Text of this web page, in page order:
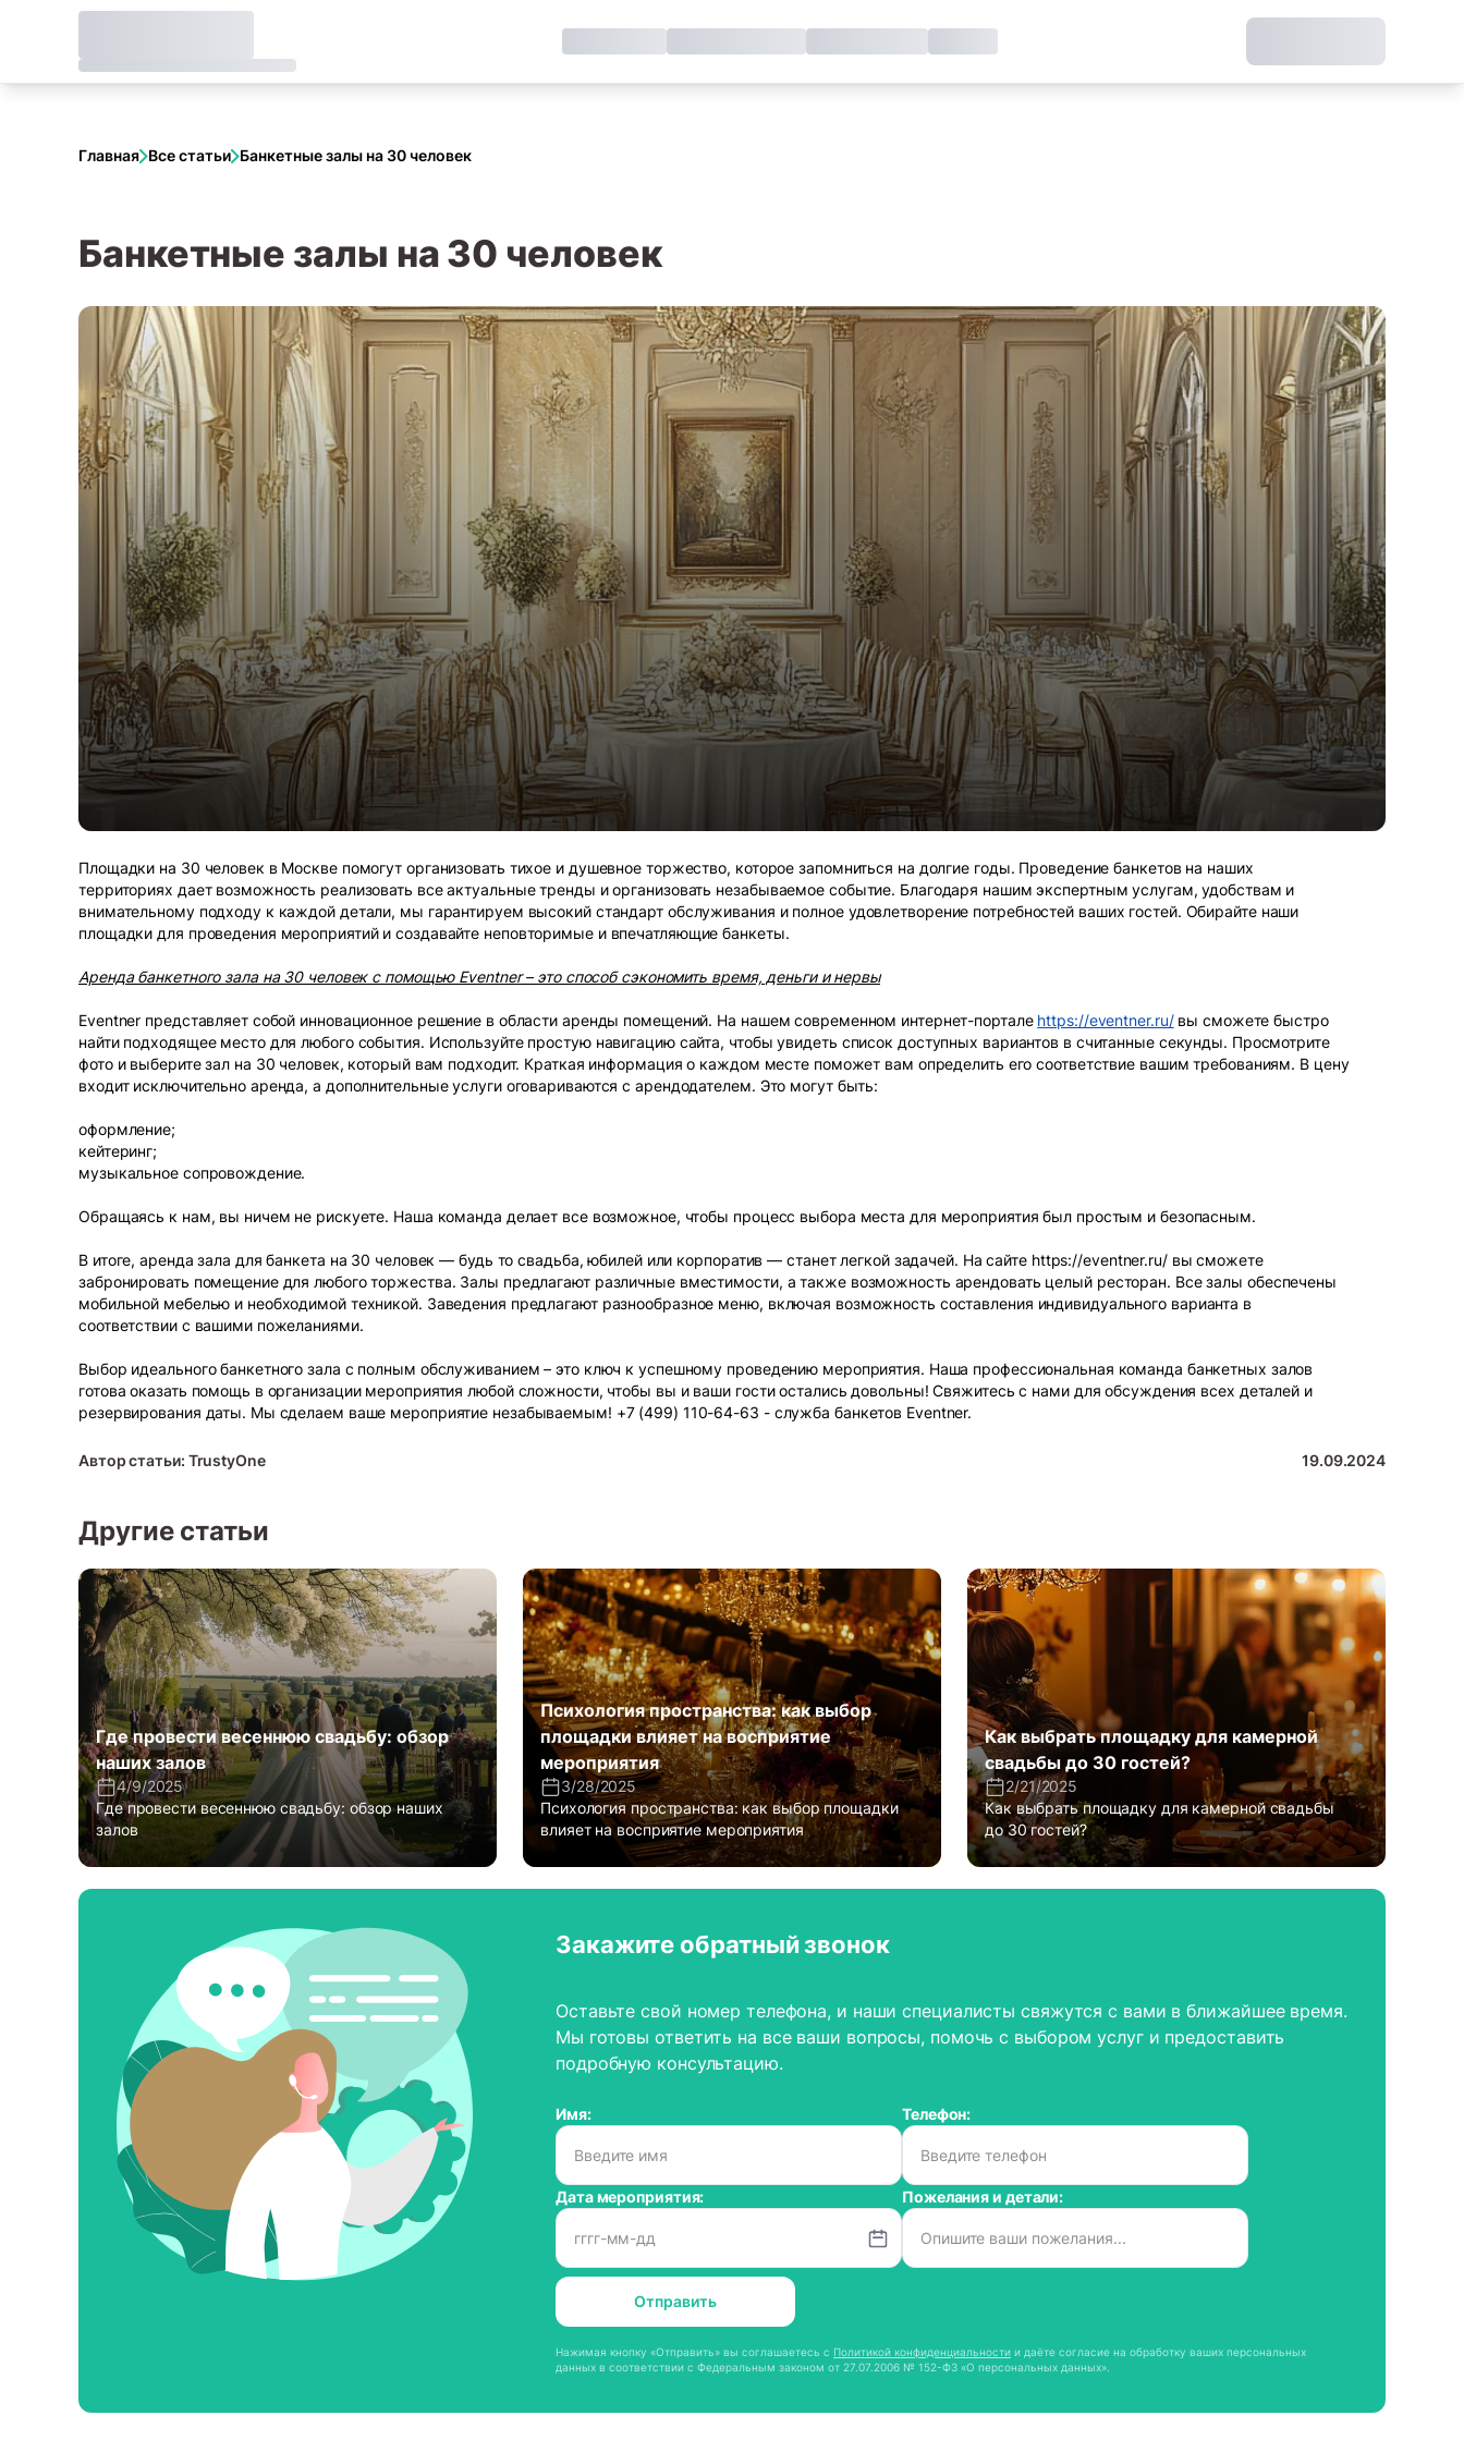
Главная Все статьи Банкетные залы на 30 человек
Банкетные залы на 30 человек
Площадки на 30 человек в Москве помогут организовать тихое и душевное торжество, которое запомниться на долгие годы. Проведение банкетов на наших
территориях дает возможность реализовать все актуальные тренды и организовать незабываемое событие. Благодаря нашим экспертным услугам, удобствам и
внимательному подходу к каждой детали, мы гарантируем высокий стандарт обслуживания и полное удовлетворение потребностей ваших гостей. Обирайте наши
площадки для проведения мероприятий и создавайте неповторимые и впечатляющие банкеты.
Аренда банкетного зала на 30 человек с помощью Eventner – это способ сэкономить время, деньги и нервы
Eventner представляет собой инновационное решение в области аренды помещений. На нашем современном интернет-портале https://eventner.ru/вы сможете быстро
найти подходящее место для любого события. Используйте простую навигацию сайта, чтобы увидеть список доступных вариантов в считанные секунды. Просмотрите
фото и выберите зал на 30 человек, который вам подходит. Краткая информация о каждом месте поможет вам определить его соответствие вашим требованиям. В цену
входит исключительно аренда, а дополнительные услуги оговариваются с арендодателем. Это могут быть:
оформление;
кейтеринг;
музыкальное сопровождение.
Обращаясь к нам, вы ничем не рискуете. Наша команда делает все возможное, чтобы процесс выбора места для мероприятия был простым и безопасным.
В итоге, аренда зала для банкета на 30 человек — будь то свадьба, юбилей или корпоратив — станет легкой задачей. На сайте https://eventner.ru/ вы сможете
забронировать помещение для любого торжества. Залы предлагают различные вместимости, а также возможность арендовать целый ресторан. Все залы обеспечены
мобильной мебелью и необходимой техникой. Заведения предлагают разнообразное меню, включая возможность составления индивидуального варианта в
соответствии с вашими пожеланиями.
Выбор идеального банкетного зала с полным обслуживанием – это ключ к успешному проведению мероприятия. Наша профессиональная команда банкетных залов
готова оказать помощь в организации мероприятия любой сложности, чтобы вы и ваши гости остались довольны! Свяжитесь с нами для обсуждения всех деталей и
резервирования даты. Мы сделаем ваше мероприятие незабываемым! +7 (499) 110-64-63 - служба банкетов Eventner.
Автор статьи: TrustyOne 19.09.2024
Другие статьи
Где провести весеннюю свадьбу: обзор
наших залов
4/9/2025
Где провести весеннюю свадьбу: обзор наших
залов
Психология пространства: как выбор
площадки влияет на восприятие
мероприятия
3/28/2025
Психология пространства: как выбор площадки
влияет на восприятие мероприятия
Как выбрать площадку для камерной
свадьбы до 30 гостей?
2/21/2025
Как выбрать площадку для камерной свадьбы
до 30 гостей?
Закажите обратный звонок
Оставьте свой номер телефона, и наши специалисты свяжутся с вами в ближайшее время.
Мы готовы ответить на все ваши вопросы, помочь с выбором услуг и предоставить
подробную консультацию.
Имя: Телефон:
Дата мероприятия: Пожелания и детали:
Отправить
Нажимая кнопку «Отправить» вы соглашаетесь с Политикой конфиденциальности и даёте согласие на обработку ваших персональных
данных в соответствии с Федеральным законом от 27.07.2006 № 152-ФЗ «О персональных данных».